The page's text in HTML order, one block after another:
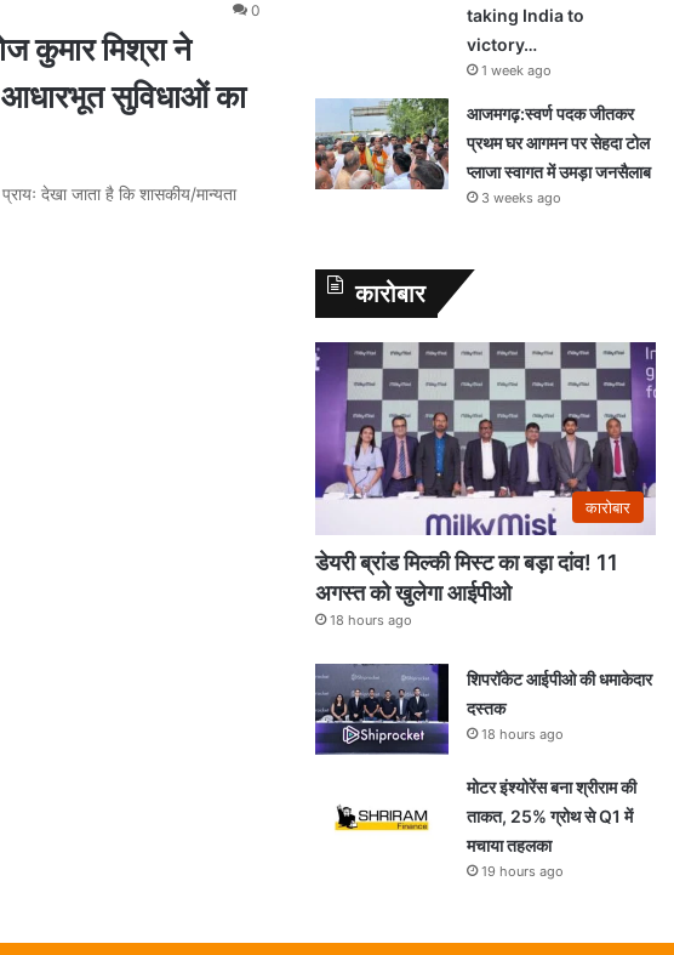
0
कुमार मिश्रा ने
आधारभूत सुविधाओं का
देखा जाता है कि शासकीय/मान्यता
taking India to
victory…
1 week ago
आजमगढ़:स्वर्ण पदक जीतकर
प्रथम घर आगमन पर सेहदा टोल
प्लाजा स्वागत में उमड़ा जनसैलाब
3 weeks ago
कारोबार
कारोबार
डेयरी ब्रांड मिल्की मिस्ट का बड़ा दांव! 11
अगस्त को खुलेगा आईपीओ
18 hours ago
शिपरॉकेट आईपीओ की धमाकेदार
दस्तक
18 hours ago
मोटर इंश्योरेंस बना श्रीराम की
ताकत, 25% ग्रोथ से Q1 में
मचाया तहलका
19 hours ago